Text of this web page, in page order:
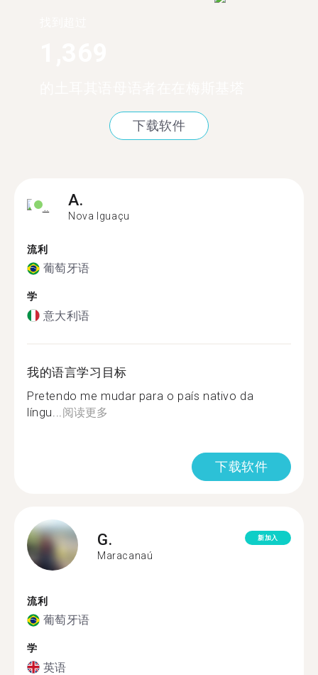
下载软件
A.
Nova Iguaçu
流利
葡萄牙语
学
意大利语
我的语言学习目标
Pretendo me mudar para o país nativo da
língu... 阅读更多
下载软件
G.
Maracanaú
新加入
流利
葡萄牙语
学
英语